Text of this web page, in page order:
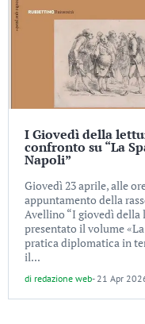
I Giovedì della
confronto su “La
Napoli”
Giovedì 23 aprile, alle
appuntamento della
Avellino “I giovedì della
presentato il volume
pratica diplomatica in
il...
di redazione web- 21 Apr